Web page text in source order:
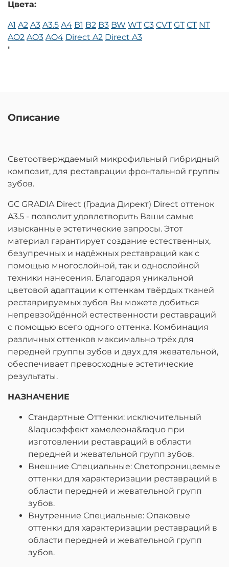
Цвета:
A1 A2 A3 A3.5 A4 B1 B2 B3 BW WT C3 CVT GT CT NT
AO2 AO3 AO4 Direct A2 Direct A3
"
Описание
Cветоотверждаемый микрофильный гибридный
композит, для реставрации фронтальной группы
зубов.
GC GRADIA Direct (Градиа Директ) Direct оттенок
A3.5 - позволит удовлетворить Ваши самые
изысканные эстетические запросы. Этот
материал гарантирует создание естественных,
безупречных и надёжных реставраций как с
помощью многослойной, так и однослойной
техники нанесения. Благодаря уникальной
цветовой адаптации к оттенкам твёрдых тканей
реставрируемых зубов Вы можете добиться
непревзойдённой естественности реставраций
с помощью всего одного оттенка. Комбинация
различных оттенков максимально трёх для
передней группы зубов и двух для жевательной,
обеспечивает превосходные эстетические
результаты.
НАЗНАЧЕНИЕ
Стандартные Оттенки: исключительный
&laquoэффект хамелеона&raquo при
изготовлении реставраций в области
передней и жевательной групп зубов.
Внешние Специальные: Светопроницаемые
оттенки для характеризации реставраций в
области передней и жевательной групп
зубов.
Внутренние Специальные: Опаковые
оттенки для характеризации реставраций в
области передней и жевательной групп
зубов.